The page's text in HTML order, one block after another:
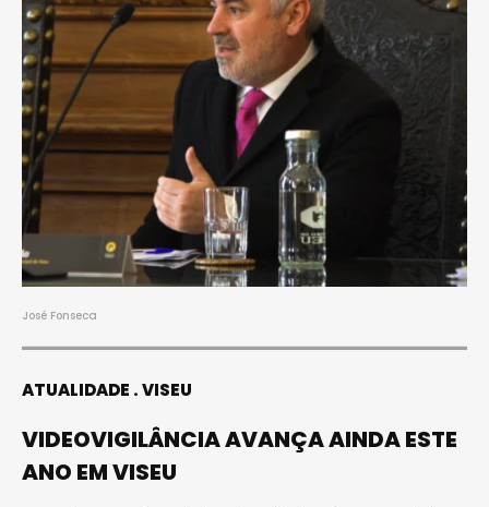
José Fonseca
ATUALIDADE VISEU
VIDEOVIGILÂNCIA AVANÇA AINDA ESTE
ANO EM VISEU